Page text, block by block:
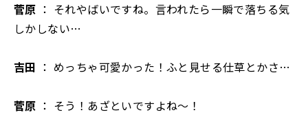
菅原 ： それやばいですね。言われたら一瞬で落ちる気
しかしない…
吉田 ： めっちゃ可愛かった！ふと見せる仕草とかさ…
菅原 ： そう！あざといですよね〜！